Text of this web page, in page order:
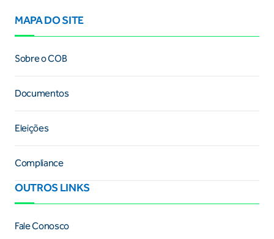
MAPA DO SITE
Sobre o COB
Documentos
Eleições
Compliance
OUTROS LINKS
Fale Conosco